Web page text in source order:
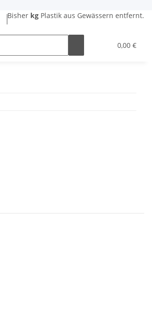
Bisher kg Plastik aus Gewässern entfernt.
0,00 €